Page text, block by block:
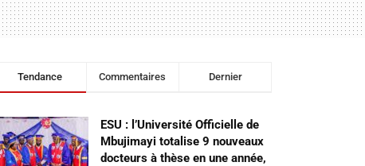
Tendance Commentaires Dernier
ESU : l’Université Officielle de
Mbujimayi totalise 9 nouveaux
docteurs à thèse en une année,